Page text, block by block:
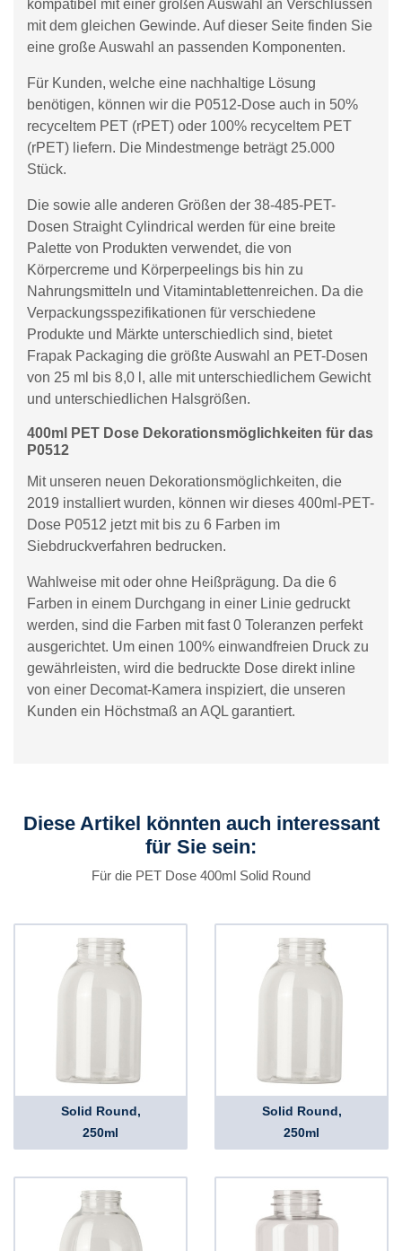
kompatibel mit einer großen Auswahl an Verschlüssen
mit dem gleichen Gewinde. Auf dieser Seite finden Sie
eine große Auswahl an passenden Komponenten.
Für Kunden, welche eine nachhaltige Lösung
benötigen, können wir die P0512-Dose auch in 50%
recyceltem PET (rPET) oder 100% recyceltem PET
(rPET) liefern. Die Mindestmenge beträgt 25.000
Stück.
Die sowie alle anderen Größen der 38-485-PET-
Dosen Straight Cylindrical werden für eine breite
Palette von Produkten verwendet, die von
Körpercreme und Körperpeelings bis hin zu
Nahrungsmitteln und Vitamintablettenreichen. Da die
Verpackungsspezifikationen für verschiedene
Produkte und Märkte unterschiedlich sind, bietet
Frapak Packaging die größte Auswahl an PET-Dosen
von 25 ml bis 8,0 l, alle mit unterschiedlichem Gewicht
und unterschiedlichen Halsgrößen.
400ml PET Dose Dekorationsmöglichkeiten für das
P0512
Mit unseren neuen Dekorationsmöglichkeiten, die
2019 installiert wurden, können wir dieses 400ml-PET-
Dose P0512 jetzt mit bis zu 6 Farben im
Siebdruckverfahren bedrucken.
Wahlweise mit oder ohne Heißprägung. Da die 6
Farben in einem Durchgang in einer Linie gedruckt
werden, sind die Farben mit fast 0 Toleranzen perfekt
ausgerichtet. Um einen 100% einwandfreien Druck zu
gewährleisten, wird die bedruckte Dose direkt inline
von einer Decomat-Kamera inspiziert, die unseren
Kunden ein Höchstmaß an AQL garantiert.
Diese Artikel könnten auch interessant
für Sie sein:
Für die PET Dose 400ml Solid Round
Solid Round,
250ml
Solid Round,
250ml